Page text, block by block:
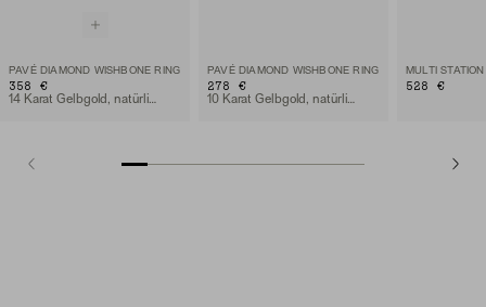
PAVÉ DIAMOND WISHBONE RING
358 €
14 Karat Gelbgold, natürlicher Diamant
PAVÉ DIAMOND WISHBONE RING
278 €
10 Karat Gelbgold, natürlicher Diamant
528 €